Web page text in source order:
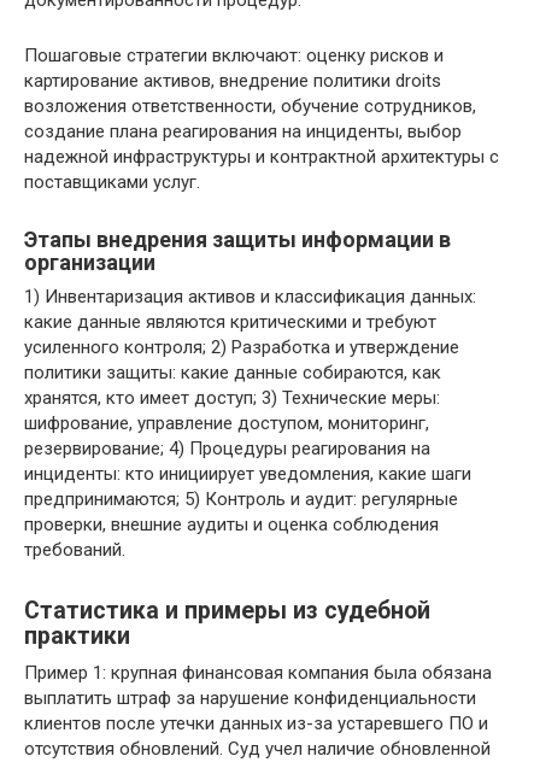
Пошаговые стратегии включают: оценку рисков и
картирование активов, внедрение политики droits
возложения ответственности, обучение сотрудников,
создание плана реагирования на инциденты, выбор
надежной инфраструктуры и контрактной архитектуры с
поставщиками услуг.
Этапы внедрения защиты информации в
организации
1) Инвентаризация активов и классификация данных:
какие данные являются критическими и требуют
усиленного контроля; 2) Разработка и утверждение
политики защиты: какие данные собираются, как
хранятся, кто имеет доступ; 3) Технические меры:
шифрование, управление доступом, мониторинг,
резервирование; 4) Процедуры реагирования на
инциденты: кто инициирует уведомления, какие шаги
предпринимаются; 5) Контроль и аудит: регулярные
проверки, внешние аудиты и оценка соблюдения
требований.
Статистика и примеры из судебной
практики
Пример 1: крупная финансовая компания была обязана
выплатить штраф за нарушение конфиденциальности
клиентов после утечки данных из-за устаревшего ПО и
отсутствия обновлений. Суд учел наличие обновленной